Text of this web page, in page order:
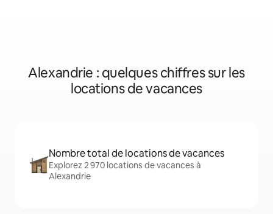
Alexandrie : quelques chiffres sur les
locations de vacances
Nombre total de locations de vacances
Explorez 2 970 locations de vacances à
Alexandrie